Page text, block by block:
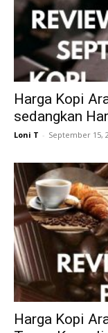
Harga Kopi
sedangkan
Loni T - September 15,
Harga Kopi